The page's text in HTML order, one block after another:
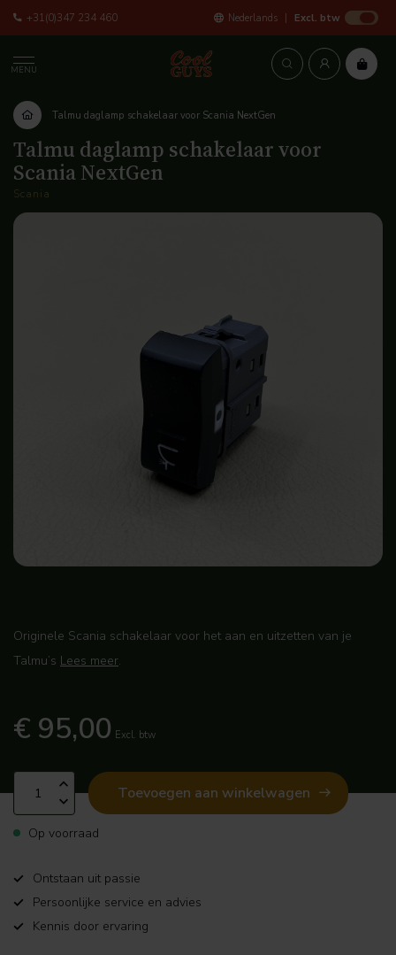
+31(0)347 234 460 Nederlands Excl. btw
MENU
Talmu daglamp schakelaar voor Scania NextGen
Talmu daglamp schakelaar voor
Scania NextGen
Scania
Originele Scania schakelaar voor het aan en uitzetten van je
Talmu’s Lees meer.
€ 95,00 Excl. btw
Toevoegen aan winkelwagen
Op voorraad
Ontstaan uit passie
Persoonlijke service en advies
Kennis door ervaring